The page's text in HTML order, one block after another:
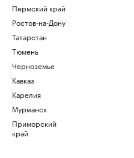
Пермский край
Ростов-на-Дону
Татарстан
Тюмень
Черноземье
Кавказ
Карелия
Мурманск
Приморский
край